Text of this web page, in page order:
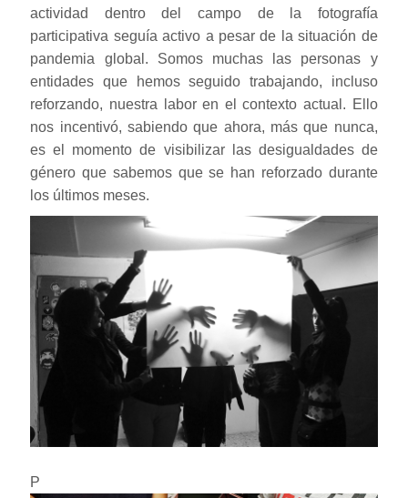
actividad dentro del campo de la fotografía
participativa seguía activo a pesar de la situación de
pandemia global. Somos muchas las personas y
entidades que hemos seguido trabajando, incluso
reforzando, nuestra labor en el contexto actual. Ello
nos incentivó, sabiendo que ahora, más que nunca,
es el momento de visibilizar las desigualdades de
género que sabemos que se han reforzado durante
los últimos meses.
P